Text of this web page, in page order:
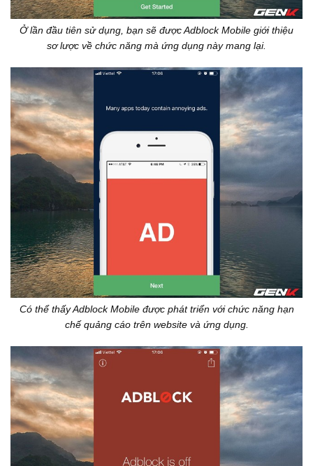
Ở lần đầu tiên sử dụng, bạn sẽ được Adblock Mobile giới thiệu
sơ lược về chức năng mà ứng dụng này mang lại.
Có thể thấy Adblock Mobile được phát triển với chức năng hạn
chế quảng cáo trên website và ứng dụng.